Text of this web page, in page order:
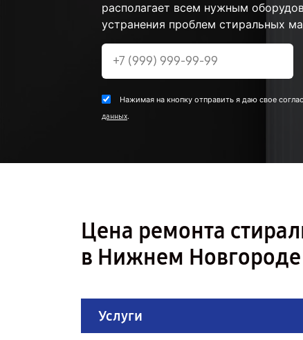
располагает всем нужным
устранения проблем стиральных
Нажимая на кнопку отправить я даю свое
данных.
Цена ремонта
в Нижнем Новгороде
Услуги